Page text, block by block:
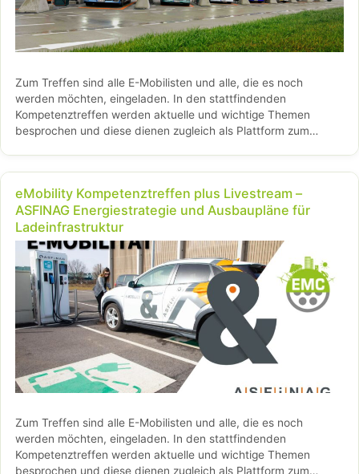
Zum Treffen sind alle E-Mobilisten und alle, die es noch
werden möchten, eingeladen. In den stattfindenden
Kompetenztreffen werden aktuelle und wichtige Themen
besprochen und diese dienen zugleich als Plattform zum
eMobility Kompetenztreffen plus Livestream –
ASFINAG Energiestrategie und Ausbaupläne für
Ladeinfrastruktur
Zum Treffen sind alle E-Mobilisten und alle, die es noch
werden möchten, eingeladen. In den stattfindenden
Kompetenztreffen werden aktuelle und wichtige Themen
besprochen und diese dienen zugleich als Plattform zum